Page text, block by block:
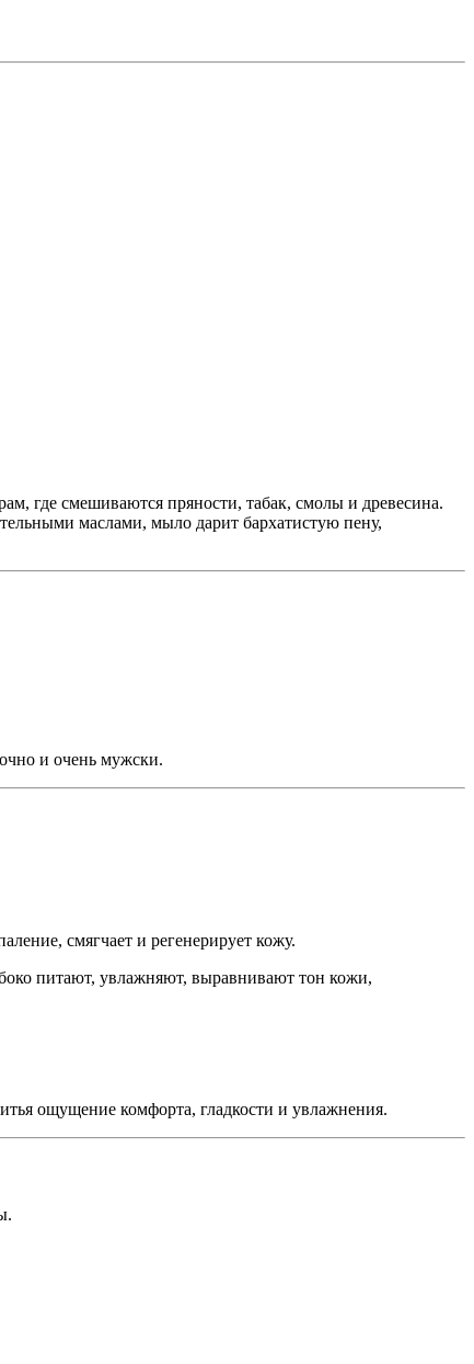
где смешиваются пряности, табак, смолы и древесина.
маслами, мыло дарит бархатистую пену,
и очень мужски.
смягчает и регенерирует кожу.
питают, увлажняют, выравнивают тон кожи,
ощущение комфорта, гладкости и увлажнения.